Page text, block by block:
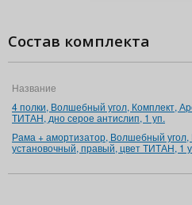
Состав комплекта
Название
4 полки, Волшебный угол, Комплект,
ТИТАН, дно серое антислип, 1 уп.
Рама + амортизатор, Волшебный угол,
установочный, правый, цвет ТИТАН, 1